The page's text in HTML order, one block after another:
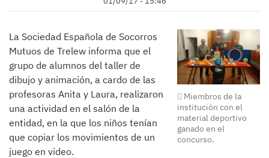
Miembros de la
institución con el
material deportivo
ganado en el
concurso.
La Sociedad Española de Socorros
Mutuos de Trelew informa que el
grupo de alumnos del taller de
dibujo y animación, a cardo de las
profesoras Anita y Laura, realizaron
una actividad en el salón de la
entidad, en la que los niños tenían
que copiar los movimientos de un
juego en video.